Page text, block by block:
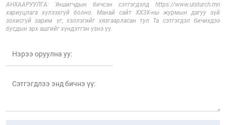
АНХААРУУЛГА: Уншигчдын бичсэн сэтгэгдэлд https://www.ulsturch.mn
хариуцлага хүлээхгүй болно. Манай сайт ХХЗХ-ны журмын дагуу зүй
зохисгүй зарим үг, хэллэгийг хязгаарласан тул Та сэтгэгдэл бичихдээ
бусдын эрх ашгийг хүндэтгэн үзнэ үү.